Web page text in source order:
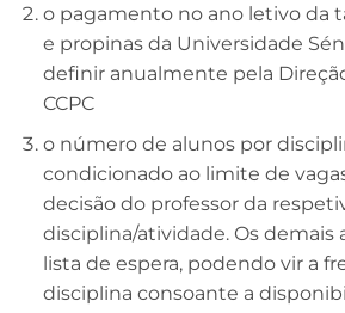
o pagamento no ano letivo da
e propinas da Universidade
definir anualmente pela
CCPC
o número de alunos por
condicionado ao limite de
decisão do professor da
disciplina/atividade. Os demais
lista de espera, podendo vir a
disciplina consoante a